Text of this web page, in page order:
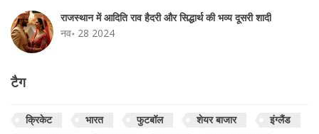
राजस्थान में आदिति राव हैदरी और सिद्धार्थ की भव्य दूसरी शादी
नव॰ 28 2024
टैग
क्रिकेट भारत फुटबॉल शेयर बाजार
इंग्लैंड